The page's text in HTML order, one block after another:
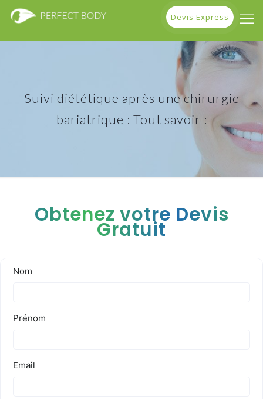
Devis Express
Suivi diététique après une chirurgie
bariatrique : Tout savoir :
Obtenez votre Devis
Gratuit